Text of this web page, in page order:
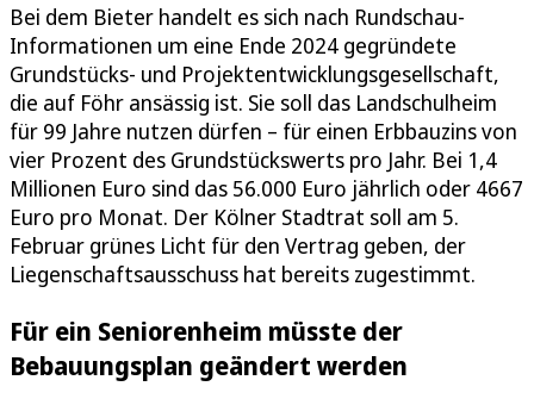
Bei dem Bieter handelt es sich nach Rundschau-
Informationen um eine Ende 2024 gegründete
Grundstücks- und Projektentwicklungsgesellschaft,
die auf Föhr ansässig ist. Sie soll das Landschulheim
für 99 Jahre nutzen dürfen – für einen Erbbauzins von
vier Prozent des Grundstückswerts pro Jahr. Bei 1,4
Millionen Euro sind das 56.000 Euro jährlich oder 4667
Euro pro Monat. Der Kölner Stadtrat soll am 5.
Februar grünes Licht für den Vertrag geben, der
Liegenschaftsausschuss hat bereits zugestimmt.
Für ein Seniorenheim müsste der
Bebauungsplan geändert werden